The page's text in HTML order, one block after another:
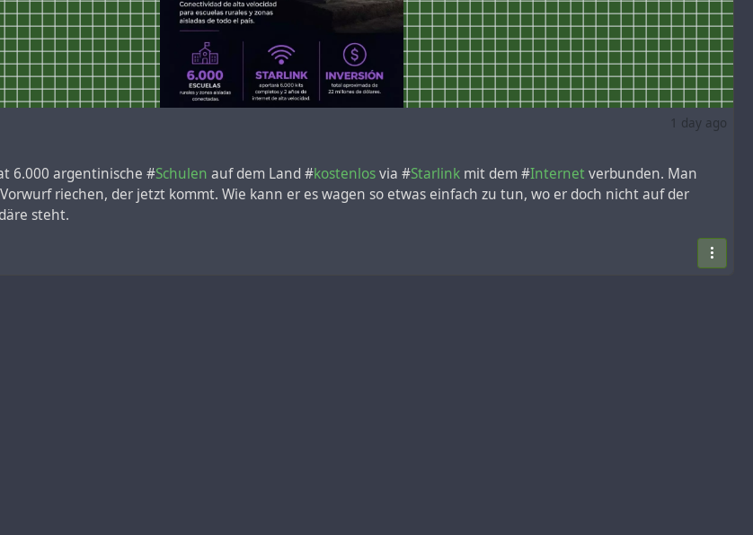
1 day ago
6.000 argentinische #Schulen auf dem Land #kostenlosvia #Starlink mit dem #Internet verbunden. Man
riechen, der jetzt kommt. Wie kann er es wagen so etwas einfach zu tun, wo er doch nicht auf der
steht.